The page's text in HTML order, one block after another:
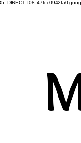
DIRECT, f08c47fec0942fa0
A